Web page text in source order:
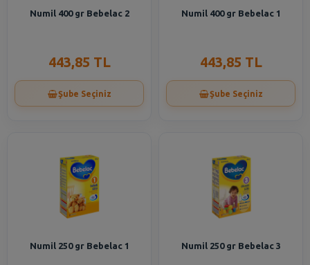
Numil 400 gr Bebelac 2
443,85 TL
Şube Seçiniz
Numil 400 gr Bebelac 1
443,85 TL
Şube Seçiniz
Numil 250 gr Bebelac 1 Numil 250 gr Bebelac 3